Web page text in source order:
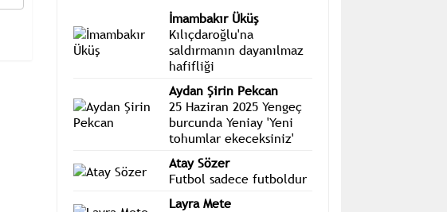
İmambakır Üküş
Kılıçdaroğlu'na
saldırmanın dayanılmaz
hafifliği
Aydan Şirin Pekcan
25 Haziran 2025 Yengeç
burcunda Yeniay 'Yeni
tohumlar ekeceksiniz'
Atay Sözer
Futbol sadece futboldur